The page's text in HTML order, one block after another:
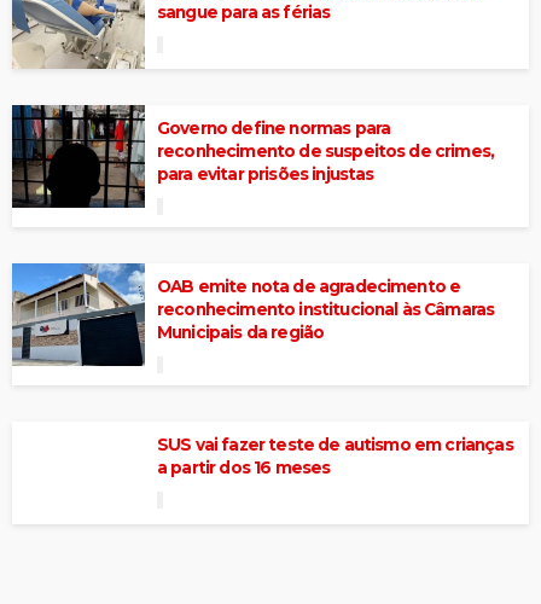
sangue para as férias
Governo define normas para
reconhecimento de suspeitos de crimes,
para evitar prisões injustas
OAB emite nota de agradecimento e
reconhecimento institucional às Câmaras
Municipais da região
SUS vai fazer teste de autismo em crianças
a partir dos 16 meses